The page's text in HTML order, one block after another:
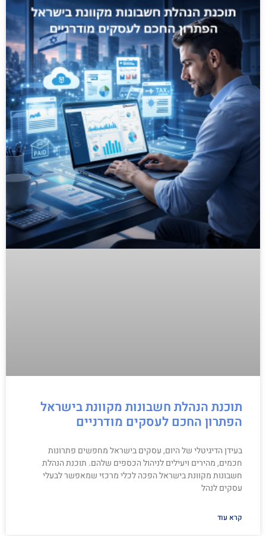
תוכנת הנהלת חשבונות מקוונת בישראל
הפתרון החכם לעסקים מודרניים
בעידן הדיגיטלי של היום, עסקים בישראל מחפשים פתרונות
חכמים, מהירים ויעילים לניהול הכספים שלהם. תוכנת הנהלת
חשבונות מקוונת בישראל הפכה לכלי מרכזי שמאפשר לבעלי
עסקים לנהל
קרא עוד